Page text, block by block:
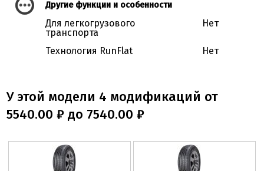
Другие функции и особенности
Для легкогрузового
транспорта
Нет
Технология RunFlat Нет
У этой модели 4 модификаций от
5540.00 ₽ до 7540.00 ₽